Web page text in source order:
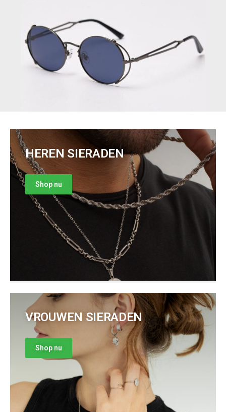
HEREN SIERADEN
Shop nu
VROUWEN SIERADEN
Shop nu